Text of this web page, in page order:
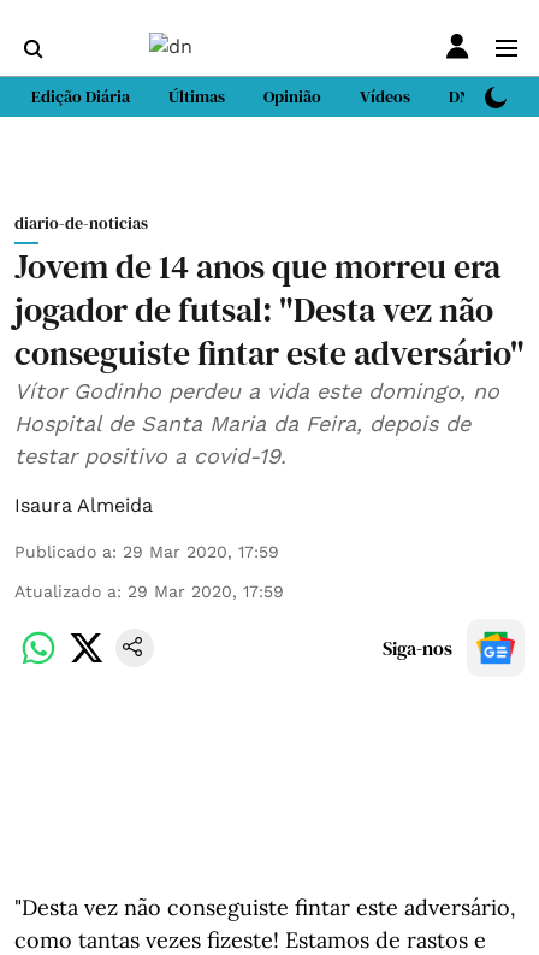
Edição Diária Últimas Opinião Vídeos DN Sport
diario-de-noticias
Jovem de 14 anos que morreu era
jogador de futsal: "Desta vez não
conseguiste fintar este adversário"
Vítor Godinho perdeu a vida este domingo, no
Hospital de Santa Maria da Feira, depois de
testar positivo a ​​​​​​​covid-19.
Isaura Almeida
Publicado a: 29 Mar 2020, 17:59
Atualizado a: 29 Mar 2020, 17:59
Siga-nos
"Desta vez não conseguiste fintar este adversário,
como tantas vezes fizeste! Estamos de rastos e